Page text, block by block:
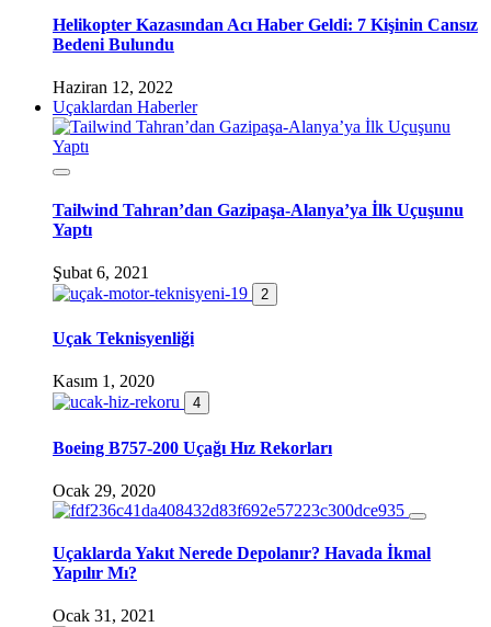
Helikopter Kazasından Acı Haber Geldi: 7 Kişinin Cansız
Bedeni Bulundu
Haziran 12, 2022
Uçaklardan Haberler
Tailwind Tahran’dan Gazipaşa-Alanya’ya İlk Uçuşunu
Yaptı
Şubat 6, 2021
2
Uçak Teknisyenliği
Kasım 1, 2020
4
Boeing B757-200 Uçağı Hız Rekorları
Ocak 29, 2020
Uçaklarda Yakıt Nerede Depolanır? Havada İkmal
Yapılır Mı?
Ocak 31, 2021